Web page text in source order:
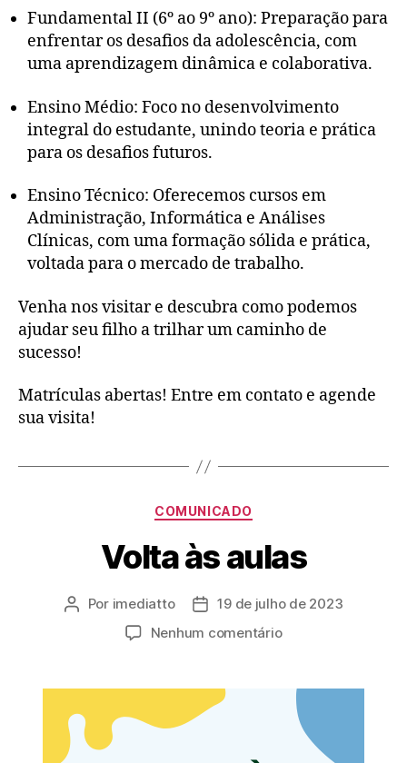
Fundamental II (6º ao 9º ano): Preparação para
enfrentar os desafios da adolescência, com
uma aprendizagem dinâmica e colaborativa.
Ensino Médio: Foco no desenvolvimento
integral do estudante, unindo teoria e prática
para os desafios futuros.
Ensino Técnico: Oferecemos cursos em
Administração, Informática e Análises
Clínicas, com uma formação sólida e prática,
voltada para o mercado de trabalho.
Venha nos visitar e descubra como podemos
ajudar seu filho a trilhar um caminho de
sucesso!
Matrículas abertas! Entre em contato e agende
sua visita!
COMUNICADO
Volta às aulas
Por imediatto
19 de julho de 2023
Nenhum comentário